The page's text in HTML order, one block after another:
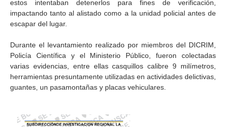
estos intentaban detenerlos para fines de verificación,
impactando tanto al alistado como a la unidad policial antes de
escapar del lugar.
Durante el levantamiento realizado por miembros del DICRIM,
Policía Científica y el Ministerio Público, fueron colectadas
varias evidencias, entre ellas casquillos calibre 9 milímetros,
herramientas presuntamente utilizadas en actividades delictivas,
guantes, un pasamontañas y placas vehiculares.